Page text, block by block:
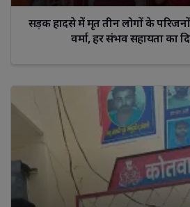
सड़क हादसे में मृत तीन लोगों के
वर्मा, हर संभव सहायता का